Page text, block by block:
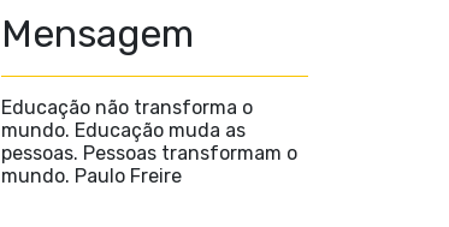
Mensagem
Educação não transforma o
mundo. Educação muda as
pessoas. Pessoas transformam o
mundo. Paulo Freire